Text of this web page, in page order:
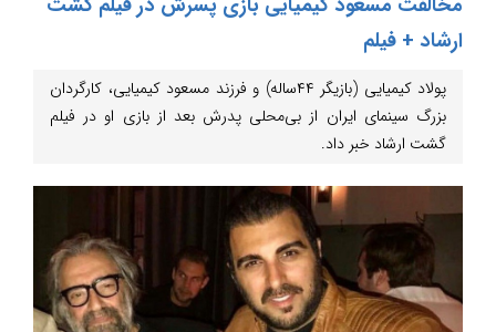
ارشاد + فیلم
پولاد کیمیایی (بازیگر ۴۴ساله) و فرزند مسعود کیمیایی، کارگردان
بزرگ سینمای ایران از بی‌محلی پدرش بعد از بازی او در فیلم
گشت ارشاد خبر داد.